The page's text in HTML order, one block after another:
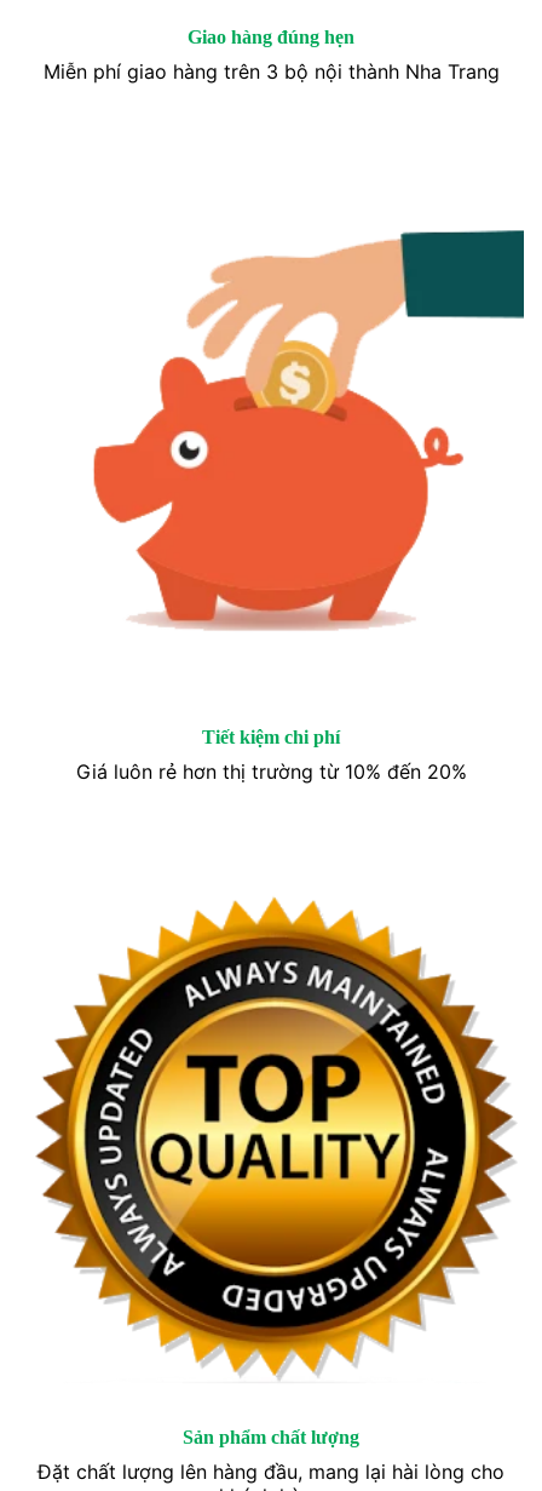
Giao hàng đúng hẹn
Miễn phí giao hàng trên 3 bộ nội thành Nha Trang
Tiết kiệm chi phí
Giá luôn rẻ hơn thị trường từ 10% đến 20%
Sản phẩm chất lượng
Đặt chất lượng lên hàng đầu, mang lại hài lòng cho